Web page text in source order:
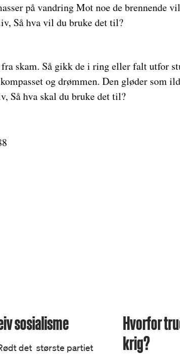
på vandring Mot noe de brennende
Så hva vil du bruke det til?
skam. Så gikk de i ring eller falt utfor
og drømmen. Den gløder som
Så hva skal du bruke det til?
sosialisme
det største partiet
Hvorfor
krig?